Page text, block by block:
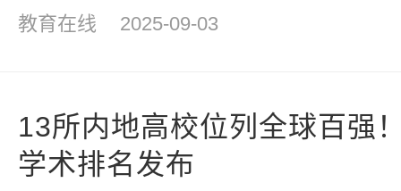
教育在线 2025-09-03
13所内地高校位列全球百强
学术排名发布